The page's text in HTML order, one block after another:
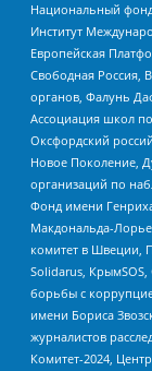
Национальный
Институт
Европейская
Свободная Россия,
органов, Фалунь
Ассоциация школ
Оксфордский
Новое Поколение,
организаций по
Фонд имени
Макдональда-
комитет в Швеции,
Solidarus,
борьбы с
имени Бориса
журналистов
Комитет-2024,